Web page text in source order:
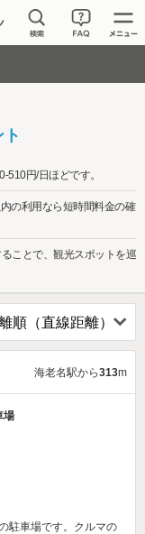
円/日ほどです。
の利用なら短時間料金の確
ことで、観光スポットを巡
海老名駅から313m
場
駐車場です。クルマの